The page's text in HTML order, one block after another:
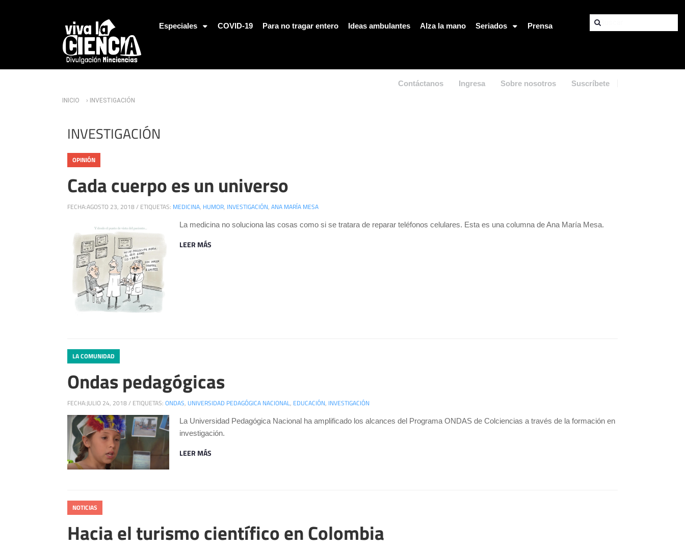
Especiales COVID-19 Para no tragar entero Ideas ambulantes Alza la mano Seriados Prensa
Contáctanos Ingresa Sobre nosotros Suscríbete
Usted está aquí
INICIO › INVESTIGACIÓN
INVESTIGACIÓN
OPINIÓN
Cada cuerpo es un universo
FECHA:AGOSTO 23, 2018/ ETIQUETAS: MEDICINA, HUMOR, INVESTIGACIÓN, ANA MARÍA MESA
La medicina no soluciona las cosas como si se tratara de reparar teléfonos celulares. Esta es una columna de Ana María Mesa.
LEER MÁS
LA COMUNIDAD
Ondas pedagógicas
FECHA:JULIO 24, 2018/ ETIQUETAS: ONDAS, UNIVERSIDAD PEDAGÓGICA NACIONAL, EDUCACIÓN, INVESTIGACIÓN
La Universidad Pedagógica Nacional ha amplificado los alcances del Programa ONDAS de Colciencias a través de la formación en
investigación.
LEER MÁS
NOTICIAS
Hacia el turismo científico en Colombia